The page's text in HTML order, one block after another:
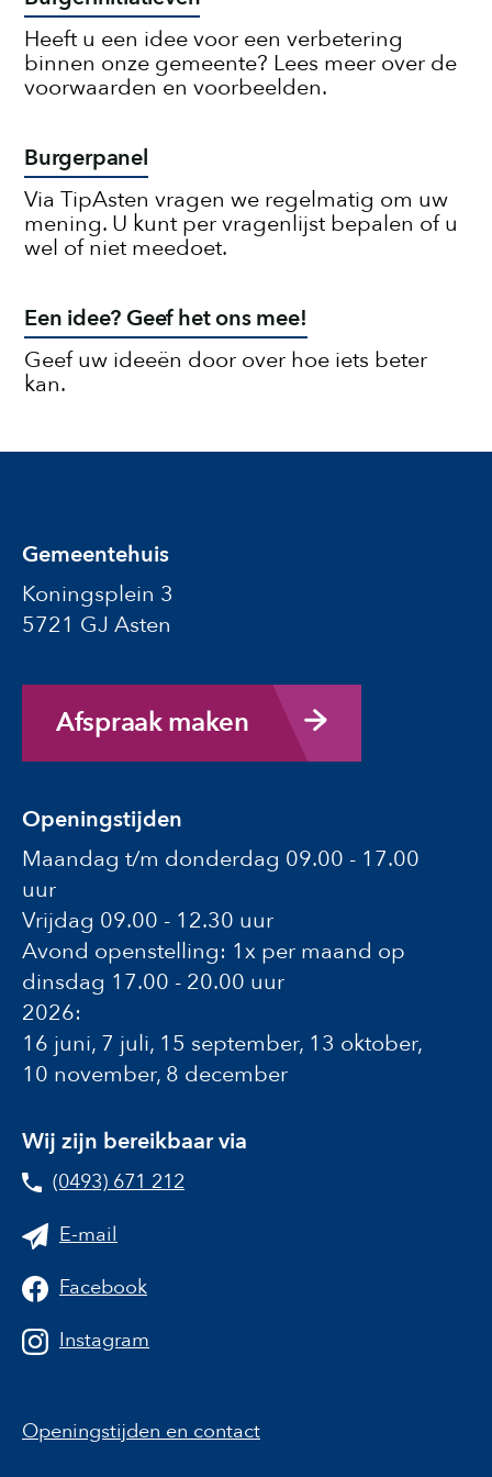
Heeft u een idee voor een verbetering
binnen onze gemeente? Lees meer over de
voorwaarden en voorbeelden.
Burgerpanel
Via TipAsten vragen we regelmatig om uw
mening. U kunt per vragenlijst bepalen of u
wel of niet meedoet.
Een idee? Geef het ons mee!
Geef uw ideeën door over hoe iets beter
kan.
Gemeentehuis
Koningsplein 3
5721 GJ Asten
Afspraak maken
Openingstijden
Maandag t/m donderdag 09.00 - 17.00
uur
Vrijdag 09.00 - 12.30 uur
Avond openstelling: 1x per maand op
dinsdag 17.00 - 20.00 uur
2026:
16 juni, 7 juli, 15 september, 13 oktober,
10 november, 8 december
Wij zijn bereikbaar via
(0493) 671 212
E-mail
Facebook
Instagram
Openingstijden en contact